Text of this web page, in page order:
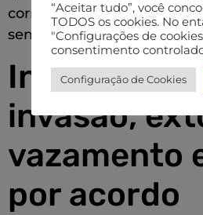
correção foi
sem mitigação completa
Instructure/
invasão,
vazamento
por acordo
“Aceitar tudo”, você
TODOS os cookies. No
"Configurações de
consentimento
Configuração de Cookies